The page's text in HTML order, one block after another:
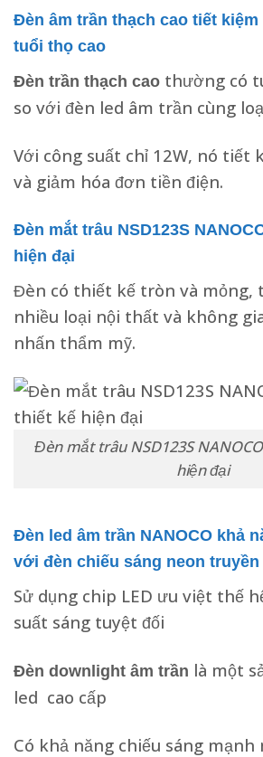
Đèn âm trần thạch cao tiết
tuổi thọ cao
Đèn trần thạch cao thường có
so với đèn led âm trần cùng
Với công suất chỉ 12W, nó tiết
và giảm hóa đơn tiền điện.
Đèn mắt trâu NSD123S
hiện đại
Đèn có thiết kế tròn và mỏng,
nhiều loại nội thất và không
nhấn thẩm mỹ.
Đèn mắt trâu NSD123S
hiện đại
Đèn led âm trần NANOCO khả
với đèn chiếu sáng neon
Sử dụng chip LED ưu việt thế
suất sáng tuyệt đối
Đèn downlight âm trần là một
led cao cấp
Có khả năng chiếu sáng